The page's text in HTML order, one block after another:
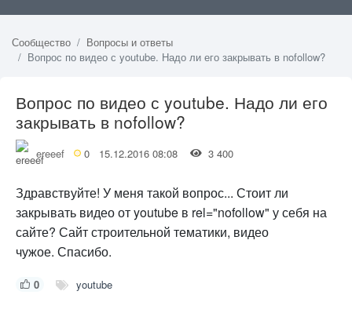
Сообщество
Вопросы и ответы
Вопрос по видео с youtube. Надо ли его закрывать в nofollow?
Вопрос по видео с youtube. Надо ли его
закрывать в nofollow?
ereeef 0 15.12.2016 08:08 3 400
Здравствуйте! У меня такой вопрос... Стоит ли
закрывать видео от youtube в rel="nofollow" у себя на
сайте? Сайт строительной тематики, видео
чужое. Спасибо.
0 youtube